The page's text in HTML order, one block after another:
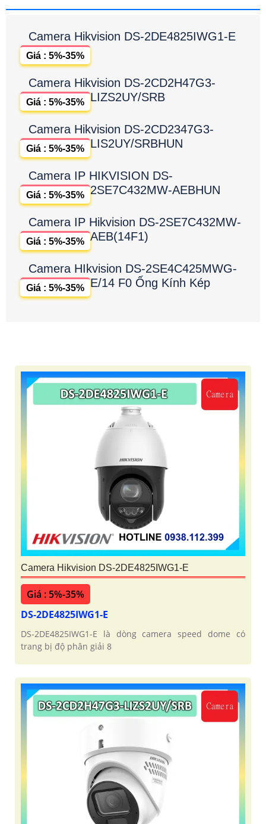
Camera Hikvision DS-2DE4825IWG1-E
Giá : 5%-35%
Camera Hikvision DS-2CD2H47G3-
LIZS2UY/SRB
Giá : 5%-35%
Camera Hikvision DS-2CD2347G3-
LIS2UY/SRBHUN
Giá : 5%-35%
Camera IP HIKVISION DS-
2SE7C432MW-AEBHUN
Giá : 5%-35%
Camera IP Hikvision DS-2SE7C432MW-
AEB(14F1)
Giá : 5%-35%
Camera HIkvision DS-2SE4C425MWG-
E/14 F0 Ống Kính Kép
Giá : 5%-35%
Camera Hikvision DS-2DE4825IWG1-E
Giá : 5%-35%
DS-2DE4825IWG1-E
DS-2DE4825IWG1-E là dòng camera speed dome có
trang bị độ phân giải 8